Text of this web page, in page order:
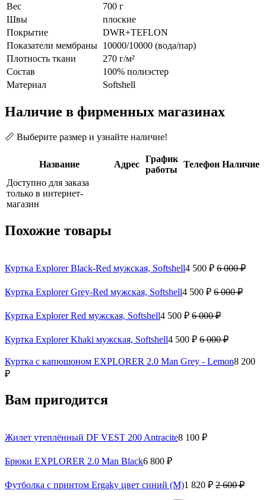
Вес
700 г
Швы
плоские
Покрытие
DWR+TEFLON
Показатели мембраны 10000/10000 (вода/пар)
Плотность ткани
270 г/м²
Состав
100% полиэстер
Материал
Softshell
Наличие в фирменных магазинах
📏 Выберите размер и узнайте наличие!
Название Адрес
График
работы
Телефон Наличие
Доступно для заказа
только в интернет-
магазин
Похожие товары
Куртка Explorer Black-Red мужская, Softshell4 500 ₽ 6 000 ₽
Куртка Explorer Grey-Red мужская, Softshell4 500 ₽ 6 000 ₽
Куртка Explorer Red мужская, Softshell4 500 ₽ 6 000 ₽
Куртка Explorer Khaki мужская, Softshell4 500 ₽ 6 000 ₽
Куртка с капюшоном EXPLORER 2.0 Man Grey - Lemon8 200
₽
Вам пригодится
Жилет утеплённый DF VEST 200 Antracite8 100 ₽
Брюки EXPLORER 2.0 Man Black6 800 ₽
Футболка с принтом Ergaky цвет синий (M)1 820 ₽ 2 600 ₽